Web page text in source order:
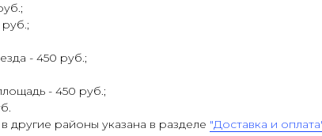
- 450 руб.;
- 450 руб.;
другие районы указана в разделе "Доставка и